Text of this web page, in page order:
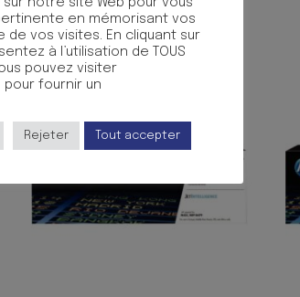
en mémorisant vos
vos visites. En cliquant sur
à l’utilisation de TOUS
pouvez visiter
fournir un
Rejeter Tout accepter